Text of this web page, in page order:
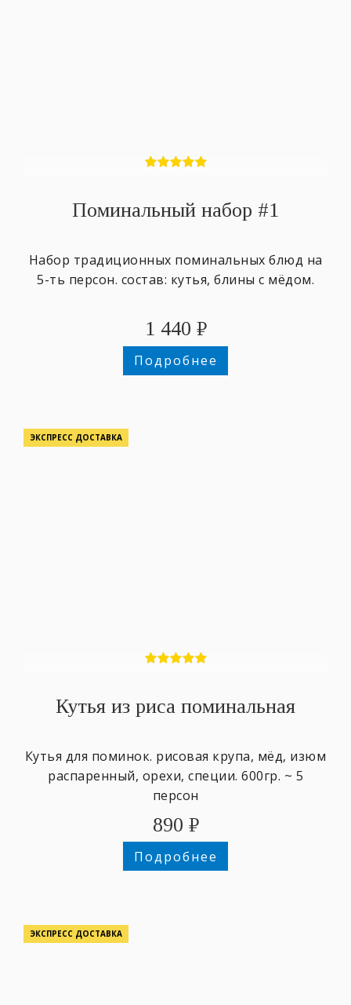
Поминальный набор #1
Набор традиционных поминальных блюд на
5-ть персон. состав: кутья, блины с мёдом.
1 440 ₽
Подробнее
ЭКСПРЕСС ДОСТАВКА
Кутья из риса поминальная
Кутья для поминок. рисовая крупа, мёд, изюм
распаренный, орехи, специи. 600гр. ~ 5
персон
890 ₽
Подробнее
ЭКСПРЕСС ДОСТАВКА